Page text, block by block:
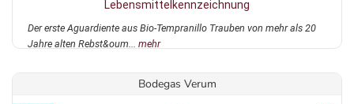
Lebensmittelkennzeichnung
Der erste Aguardiente aus Bio-Tempranillo Trauben von mehr als 20
Jahre alten Rebst&oum... mehr
Bodegas Verum